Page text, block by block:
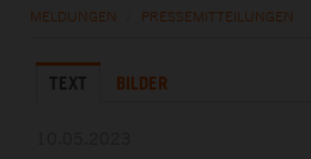
MEDIA
MELDUNGEN PRESSEMITTEILUNGEN
TEXT BILDER